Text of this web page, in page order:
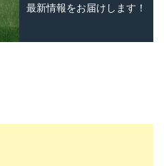
最新情報をお届けします！